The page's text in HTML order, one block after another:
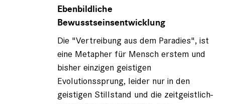
auf
von
Gerhard
Engel
registriert)
Ebenbildliche
Bewusstseinsentwicklung
Die "Vertreibung aus dem Paradies", ist
eine Metapher für Mensch erstem und
bisher einzigen geistigen
Evolutionssprung, leider nur in den
geistigen Stillstand und die zeitgeistlich-